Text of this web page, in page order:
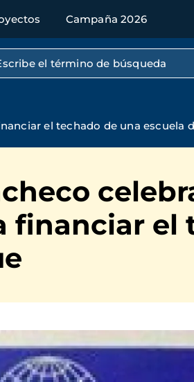
Campaña 2026
por texto completo
el techado de una escuela
financiar el